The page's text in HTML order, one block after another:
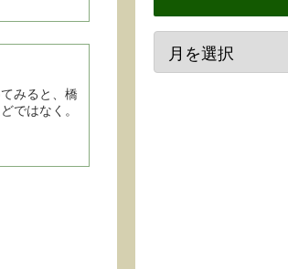
みると、橋
ではなく。